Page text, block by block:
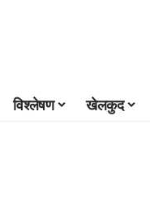
विश्लेषण खेलकुद